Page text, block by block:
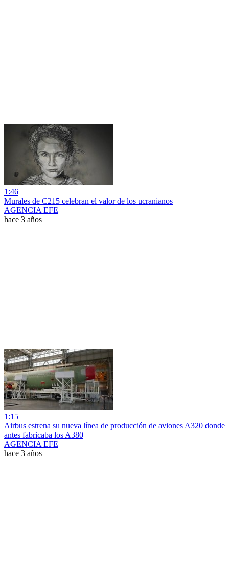
1:46
Murales de C215 celebran el valor de los ucranianos
AGENCIA EFE
hace 3 años
1:15
Airbus estrena su nueva línea de producción de aviones A320 donde
antes fabricaba los A380
AGENCIA EFE
hace 3 años